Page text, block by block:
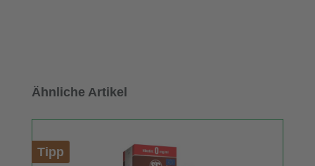
Produktgalerie überspringen
Ähnliche Artikel
Tipp